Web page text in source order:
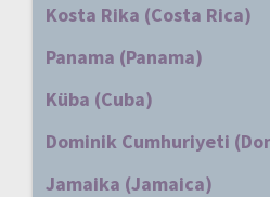
Kosta Rika (Costa Rica)
Panama (Panama)
Küba (Cuba)
Dominik Cumhuriyeti
Jamaika (Jamaica)